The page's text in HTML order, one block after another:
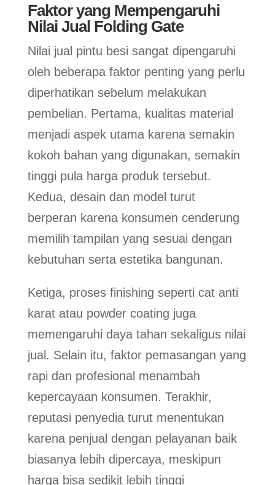
Faktor yang Mempengaruhi
Nilai Jual Folding Gate
Nilai jual pintu besi sangat dipengaruhi
oleh beberapa faktor penting yang perlu
diperhatikan sebelum melakukan
pembelian. Pertama, kualitas material
menjadi aspek utama karena semakin
kokoh bahan yang digunakan, semakin
tinggi pula harga produk tersebut.
Kedua, desain dan model turut
berperan karena konsumen cenderung
memilih tampilan yang sesuai dengan
kebutuhan serta estetika bangunan.
Ketiga, proses finishing seperti cat anti
karat atau powder coating juga
memengaruhi daya tahan sekaligus nilai
jual. Selain itu, faktor pemasangan yang
rapi dan profesional menambah
kepercayaan konsumen. Terakhir,
reputasi penyedia turut menentukan
karena penjual dengan pelayanan baik
biasanya lebih dipercaya, meskipun
harga bisa sedikit lebih tinggi